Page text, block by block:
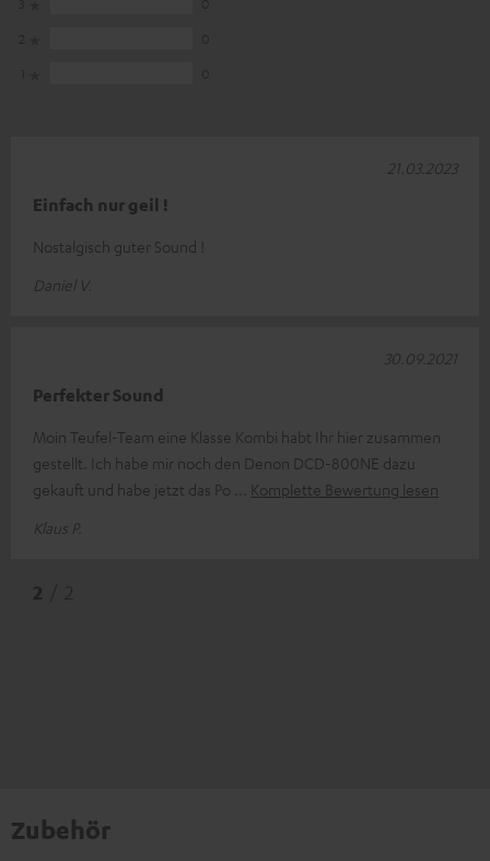
Einfach nur geil !
Nostalgisch guter Sound !
Daniel V.
21.03.2023
Perfekter Sound
Moin Teufel-Team eine Klasse Kombi habt Ihr hier zusammen
gestellt. Ich habe mir noch den Denon DCD-800NE dazu
gekauft und habe jetzt das Po
Komplette Bewertung lesen
Klaus P.
30.09.2021
Zubehör